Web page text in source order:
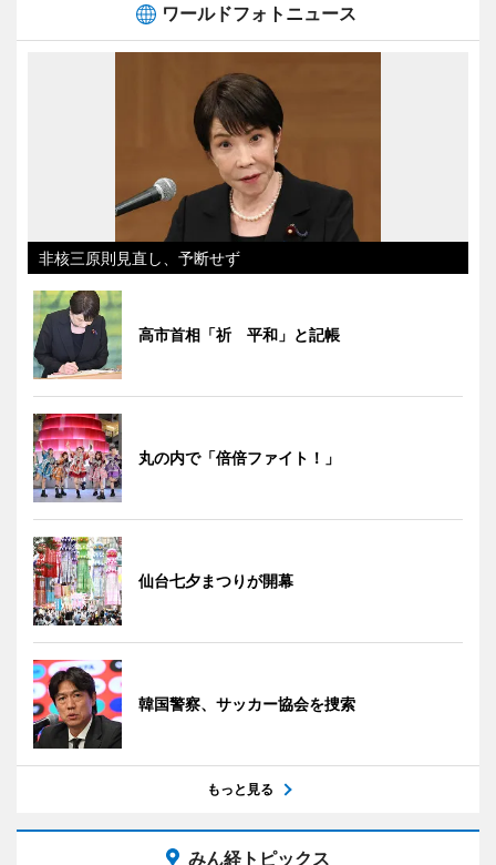
ワールドフォトニュース
非核三原則見直し、予断せず
高市首相「祈 平和」と記帳
丸の内で「倍倍ファイト！」
仙台七夕まつりが開幕
韓国警察、サッカー協会を捜索
もっと見る
みん経トピックス